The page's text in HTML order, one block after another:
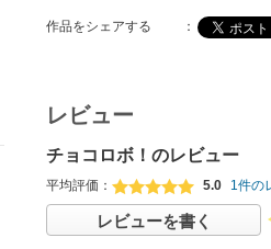
作品をシェアする ：
レビュー
チョコロボ！のレビュー
平均評価： 5.0 1件の
レビューを書く